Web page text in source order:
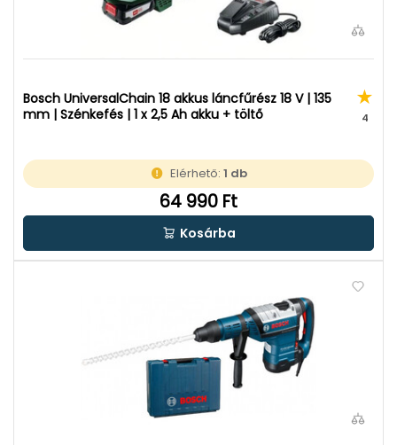
Bosch UniversalChain 18 akkus láncfűrész 18 V | 135
mm | Szénkefés | 1 x 2,5 Ah akku + töltő
4
Elérhető:1 db
64 990 Ft
Kosárba